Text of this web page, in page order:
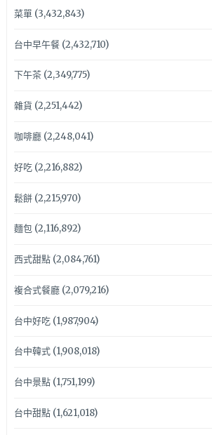
菜單(3,432,843)
台中早午餐(2,432,710)
下午茶(2,349,775)
雜貨 (2,251,442)
咖啡廳(2,248,041)
好吃(2,216,882)
鬆餅(2,215,970)
麵包(2,116,892)
西式甜點(2,084,761)
複合式餐廳(2,079,216)
台中好吃(1,987,904)
台中韓式(1,908,018)
台中景點(1,751,199)
台中甜點(1,621,018)